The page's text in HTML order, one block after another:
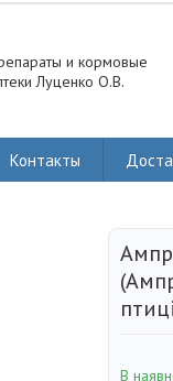
и кормовые
Луценко О.В.
Контакты
В